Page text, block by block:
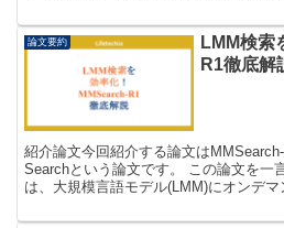
論文要約
LMM検索
R1徹底解
紹介論文今回紹介する論文は
Searchという論文です。 この論文を一
は、大規模言語モデル(LMM)にオンデ